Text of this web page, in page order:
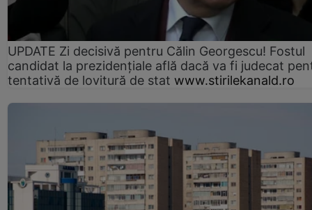
UPDATE Zi decisivă pentru Călin Georgescu! Fostul
candidat la prezidențiale află dacă va fi judecat
tentativă de lovitură de stat www.stirilekanald.ro